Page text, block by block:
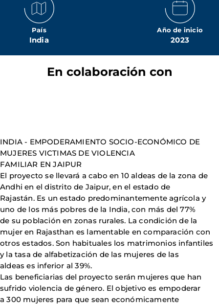
País
India
Año de inicio
2023
En colaboración con
INDIA - EMPODERAMIENTO SOCIO-ECONÓMICO DE
MUJERES VICTIMAS DE VIOLENCIA
FAMILIAR EN JAIPUR
El proyecto se llevará a cabo en 10 aldeas de la zona de
Andhi en el distrito de Jaipur, en el estado de
Rajastán. Es un estado predominantemente agrícola y
uno de los más pobres de la India, con más del 77%
de su población en zonas rurales. La condición de la
mujer en Rajasthan es lamentable en comparación con
otros estados. Son habituales los matrimonios infantiles
y la tasa de alfabetización de las mujeres de las
aldeas es inferior al 39%.
Las beneficiarias del proyecto serán mujeres que han
sufrido violencia de género. El objetivo es empoderar
a 300 mujeres para que sean económicamente